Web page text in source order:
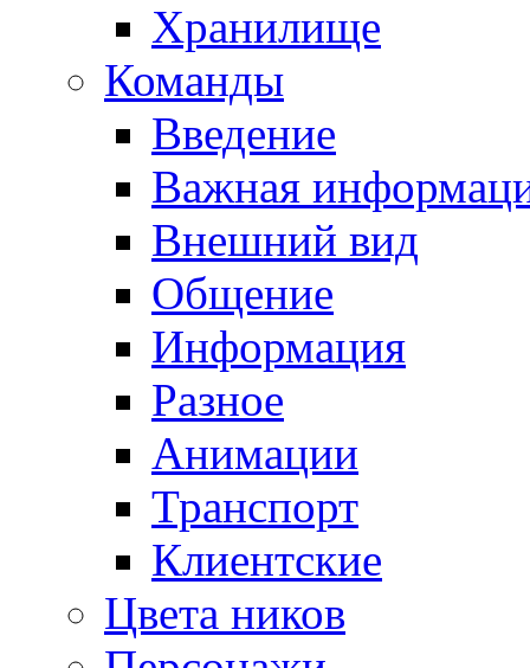
Хранилище
Команды
Введение
Важная
Внешний вид
Общение
Информация
Разное
Анимации
Транспорт
Клиентские
Цвета ников